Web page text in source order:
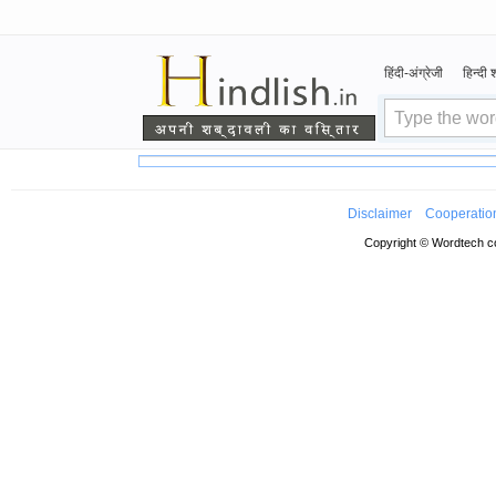
हिंदी-अंग्रेजी हिन्दी
Disclaimer
Copyright © Wordtech